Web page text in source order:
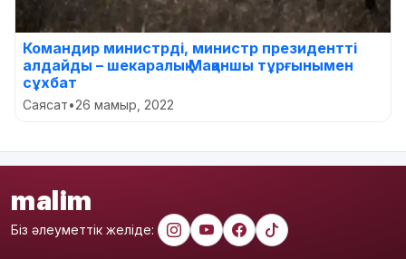
Командир министрді, министр президентті
алдайды – шекаралық Мақаншы тұрғынымен
сұхбат
Саясат•26 мамыр, 2022
malim
Біз әлеуметтік желіде: